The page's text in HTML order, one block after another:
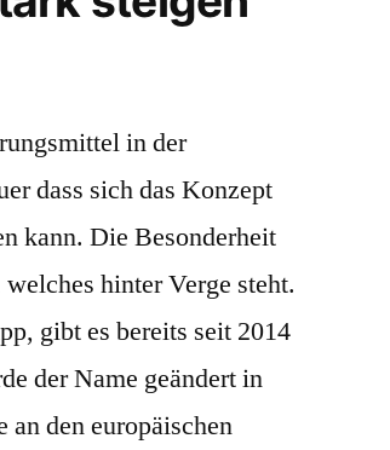
in der
dass sich das Konzept
kann. Die Besonderheit
hinter Verge steht.
gibt es bereits seit 2014
der Name geändert in
den europäischen